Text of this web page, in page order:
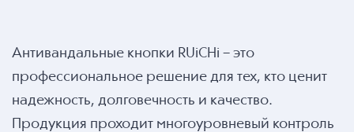
Антивандальные кнопки RUiCHi – это
профессиональное решение для тех, кто ценит
надежность, долговечность и качество.
Продукция проходит многоуровневый контроль